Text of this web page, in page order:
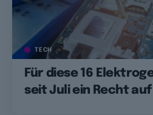
TECH
Für diese 16
seit Juli ein Recht